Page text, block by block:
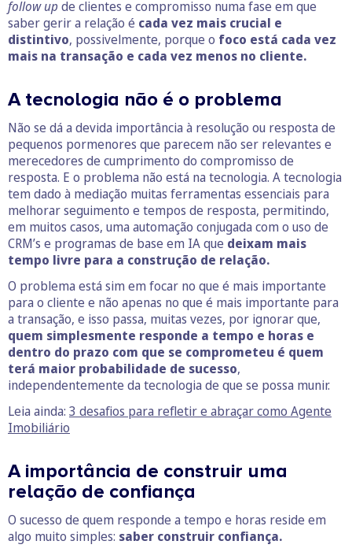
follow up de clientes e compromisso numa fase em que
saber gerir a relação é cada vez mais crucial e
distintivo, possivelmente, porque o foco está cada vez
mais na transação e cada vez menos no cliente.
A tecnologia não é o problema
Não se dá a devida importância à resolução ou resposta de
pequenos pormenores que parecem não ser relevantes e
merecedores de cumprimento do compromisso de
resposta. E o problema não está na tecnologia. A tecnologia
tem dado à mediação muitas ferramentas essenciais para
melhorar seguimento e tempos de resposta, permitindo,
em muitos casos, uma automação conjugada com o uso de
CRM’s e programas de base em IA que deixam mais
tempo livre para a construção de relação.
O problema está sim em focar no que é mais importante
para o cliente e não apenas no que é mais importante para
a transação, e isso passa, muitas vezes, por ignorar que,
quem simplesmente responde a tempo e horas e
dentro do prazo com que se comprometeu é quem
terá maior probabilidade de sucesso,
independentemente da tecnologia de que se possa munir.
Leia ainda: 3 desafios para refletir e abraçar como Agente
Imobiliário
A importância de construir uma
relação de confiança
O sucesso de quem responde a tempo e horas reside em
algo muito simples: saber construir confiança.